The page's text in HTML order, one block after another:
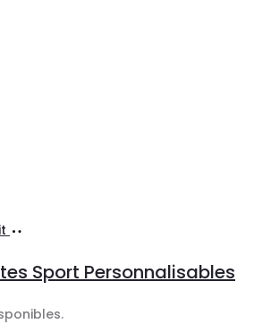
options
Sport Personnalisables